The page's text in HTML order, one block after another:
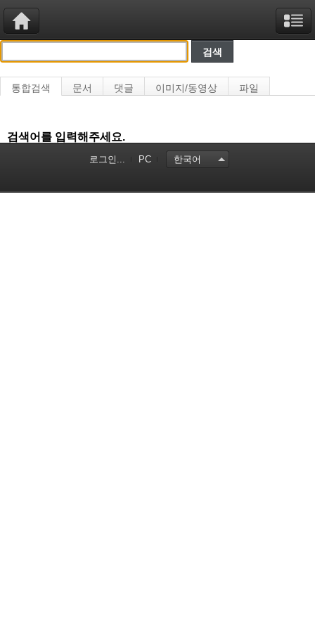
통합검색 문서 댓글 이미지/동영상 파일
검색어를 입력해주세요.
로그인... PC 한국어